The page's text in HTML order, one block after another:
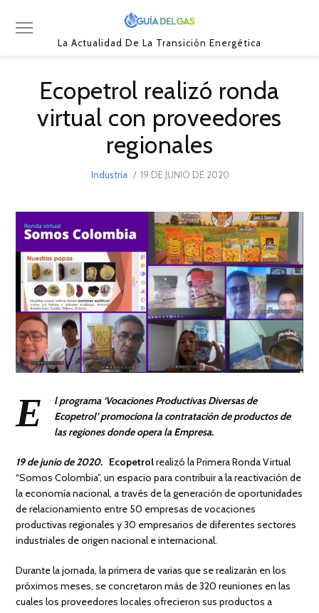
La Actualidad De La Transición Energética
Ecopetrol realizó ronda
virtual con proveedores
regionales
Industria
POSTED
19 DE JUNIO DE 2020
DE
2020
E
l programa ‘Vocaciones Productivas Diversas de
Ecopetrol’ promociona la contratación de productos de
las regiones donde opera la Empresa.
19 de junio de 2020. Ecopetrolrealizó la Primera Ronda Virtual
“Somos Colombia”, un espacio para contribuir a la reactivación de
la economía nacional, a través de la generación de oportunidades
de relacionamiento entre 50 empresas de vocaciones
productivas regionales y 30 empresarios de diferentes sectores
industriales de origen nacional e internacional.
Durante la jornada, la primera de varias que se realizarán en los
próximos meses, se concretaron más de 320 reuniones en las
cuales los proveedores locales ofrecieron sus productos a